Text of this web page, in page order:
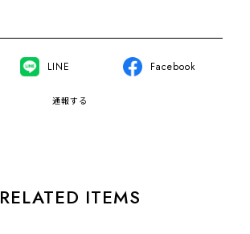
LINE Facebook
通報する
RELATED ITEMS